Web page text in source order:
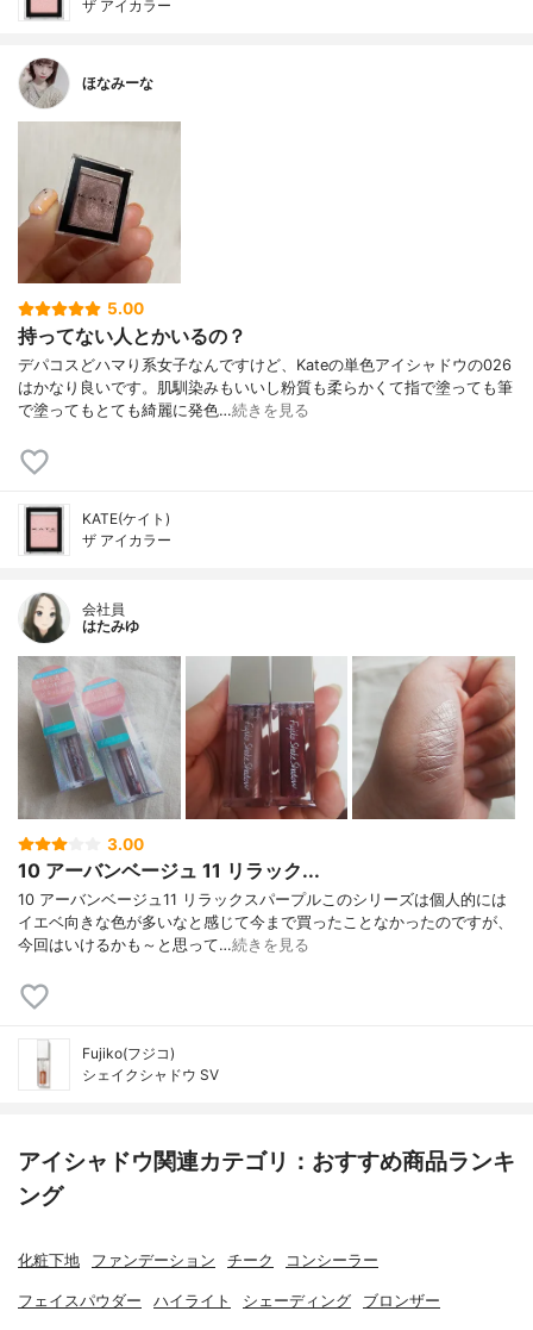
ザ アイカラー
ほなみーな
5.00
持ってない人とかいるの？
デパコスどハマり系女子なんですけど、Kateの単色アイシャドウの026
はかなり良いです。肌馴染みもいいし粉質も柔らかくて指で塗っても筆
で塗ってもとても綺麗に発色…続きを見る
KATE(ケイト)
ザ アイカラー
会社員
はたみゆ
3.00
10 アーバンベージュ 11 リラック...
10 アーバンベージュ11 リラックスパープルこのシリーズは個人的には
イエベ向きな色が多いなと感じて今まで買ったことなかったのですが、
今回はいけるかも～と思って…続きを見る
Fujiko(フジコ)
シェイクシャドウ SV
アイシャドウ関連カテゴリ：おすすめ商品ランキ
ング
化粧下地 ファンデーション チーク コンシーラー
フェイスパウダー ハイライト シェーディング ブロンザー